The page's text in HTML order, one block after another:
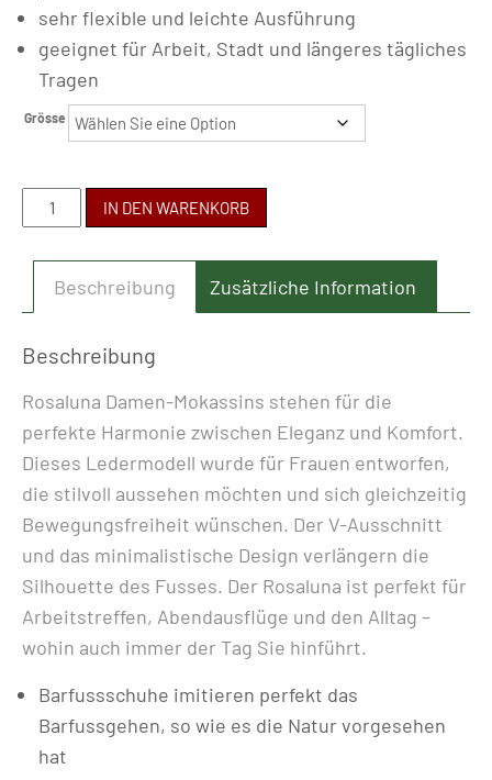
sehr flexible und leichte Ausführung
geeignet für Arbeit, Stadt und längeres tägliches
Tragen
Grösse
LENKA
ROSALUNA
LIGHT
BEIGE
IN DEN WARENKORB
Beschreibung Zusätzliche Information
Beschreibung
Rosaluna Damen-Mokassins stehen für die
perfekte Harmonie zwischen Eleganz und Komfort.
Dieses Ledermodell wurde für Frauen entworfen,
die stilvoll aussehen möchten und sich gleichzeitig
Bewegungsfreiheit wünschen. Der V-Ausschnitt
und das minimalistische Design verlängern die
Silhouette des Fusses. Der Rosaluna ist perfekt für
Arbeitstreffen, Abendausflüge und den Alltag –
wohin auch immer der Tag Sie hinführt.
Barfussschuhe imitieren perfekt das
Barfussgehen, so wie es die Natur vorgesehen
hat